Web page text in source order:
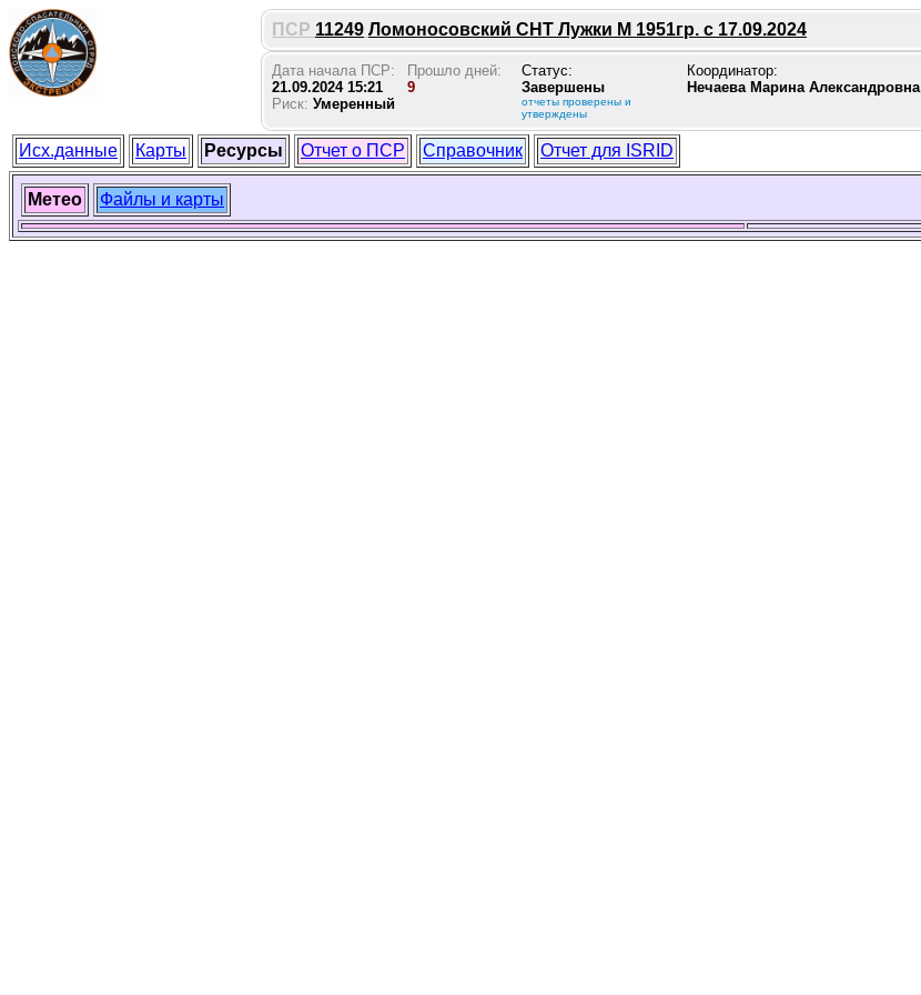
ПСР 11249 Ломоносовский СНТ Лужки М 1951гр. с 17.09.2024
Дата начала ПСР:
21.09.2024 15:21
Риск: Умеренный
Прошло дней:
9
Статус:
Завершены
отчеты проверены и
утверждены
Координатор:
Нечаева Марина Александровна
Исх.данные Карты Ресурсы Отчет о ПСР Справочник Отчет для ISRID
Метео Файлы и карты